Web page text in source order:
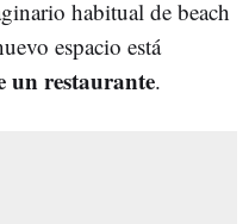
habitual de beach
espacio está
un restaurante.